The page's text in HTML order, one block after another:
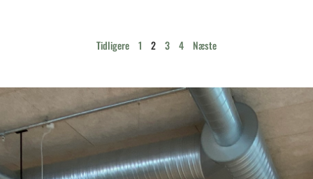
Tidligere 1 2 3 4 Næste